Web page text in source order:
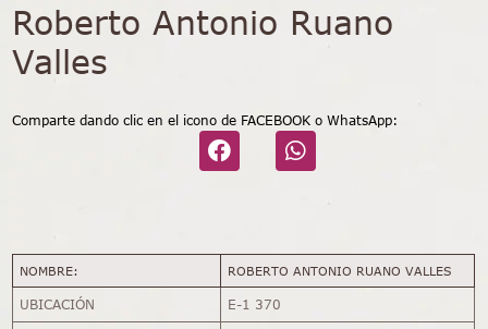
Roberto Antonio Ruano
Valles
Comparte dando clic en el icono de FACEBOOK o WhatsApp:
NOMBRE: ROBERTO ANTONIO RUANO VALLES
UBICACIÓN E-1 370